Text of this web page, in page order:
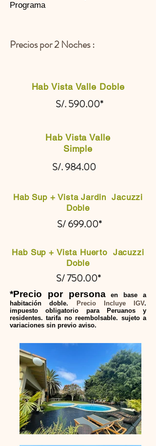
Programa
Precios por 2 Noches :
Hab Vista Valle Doble
S/. 590.00*
Hab Vista Valle
Simple
S/. 984.00
Hab Sup + Vista Jardin Jacuzzi
Doble
S/ 699.00*
Hab Sup + Vista Huerto Jacuzzi
Doble
S/ 750.00*
*Precio por personaen base a
habitación doble.
Precio Incluye IGV.
impuesto obligatorio para Peruanos y
residentes. tarifa no reembolsable. sujeto a
variaciones sin previo aviso.